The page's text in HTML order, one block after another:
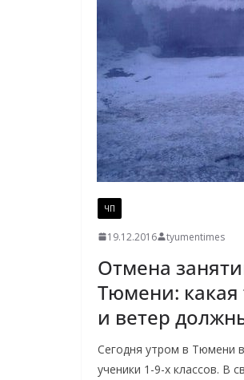
ЧП
19.12.2016 tyumentimes
Отмена
Тюмени: какая
и ветер
Сегодня утром в Тюмени
ученики 1-9-х классов. В